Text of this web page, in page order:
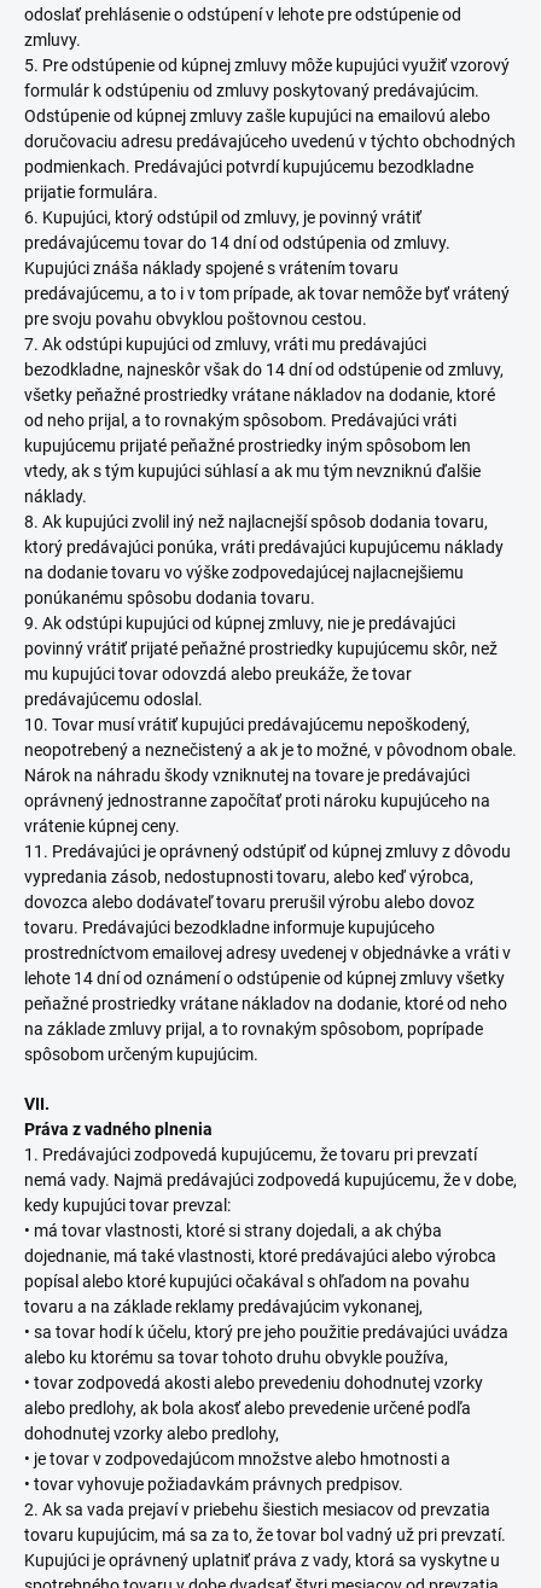
odoslať prehlásenie o odstúpení v lehote pre odstúpenie od
zmluvy.
5. Pre odstúpenie od kúpnej zmluvy môže kupujúci využiť vzorový
formulár k odstúpeniu od zmluvy poskytovaný predávajúcim.
Odstúpenie od kúpnej zmluvy zašle kupujúci na emailovú alebo
doručovaciu adresu predávajúceho uvedenú v týchto obchodných
podmienkach. Predávajúci potvrdí kupujúcemu bezodkladne
prijatie formulára.
6. Kupujúci, ktorý odstúpil od zmluvy, je povinný vrátiť
predávajúcemu tovar do 14 dní od odstúpenia od zmluvy.
Kupujúci znáša náklady spojené s vrátením tovaru
predávajúcemu, a to i v tom prípade, ak tovar nemôže byť vrátený
pre svoju povahu obvyklou poštovnou cestou.
7. Ak odstúpi kupujúci od zmluvy, vráti mu predávajúci
bezodkladne, najneskôr však do 14 dní od odstúpenie od zmluvy,
všetky peňažné prostriedky vrátane nákladov na dodanie, ktoré
od neho prijal, a to rovnakým spôsobom. Predávajúci vráti
kupujúcemu prijaté peňažné prostriedky iným spôsobom len
vtedy, ak s tým kupujúci súhlasí a ak mu tým nevzniknú ďalšie
náklady.
8. Ak kupujúci zvolil iný než najlacnejší spôsob dodania tovaru,
ktorý predávajúci ponúka, vráti predávajúci kupujúcemu náklady
na dodanie tovaru vo výške zodpovedajúcej najlacnejšiemu
ponúkanému spôsobu dodania tovaru.
9. Ak odstúpi kupujúci od kúpnej zmluvy, nie je predávajúci
povinný vrátiť prijaté peňažné prostriedky kupujúcemu skôr, než
mu kupujúci tovar odovzdá alebo preukáže, že tovar
predávajúcemu odoslal.
10. Tovar musí vrátiť kupujúci predávajúcemu nepoškodený,
neopotrebený a neznečistený a ak je to možné, v pôvodnom obale.
Nárok na náhradu škody vzniknutej na tovare je predávajúci
oprávnený jednostranne započítať proti nároku kupujúceho na
vrátenie kúpnej ceny.
11. Predávajúci je oprávnený odstúpiť od kúpnej zmluvy z dôvodu
vypredania zásob, nedostupnosti tovaru, alebo keď výrobca,
dovozca alebo dodávateľ tovaru prerušil výrobu alebo dovoz
tovaru. Predávajúci bezodkladne informuje kupujúceho
prostredníctvom emailovej adresy uvedenej v objednávke a vráti v
lehote 14 dní od oznámení o odstúpenie od kúpnej zmluvy všetky
peňažné prostriedky vrátane nákladov na dodanie, ktoré od neho
na základe zmluvy prijal, a to rovnakým spôsobom, poprípade
spôsobom určeným kupujúcim.
VII.
Práva z vadného plnenia
1. Predávajúci zodpovedá kupujúcemu, že tovaru pri prevzatí
nemá vady. Najmä predávajúci zodpovedá kupujúcemu, že v dobe,
kedy kupujúci tovar prevzal:
• má tovar vlastnosti, ktoré si strany dojedali, a ak chýba
dojednanie, má také vlastnosti, ktoré predávajúci alebo výrobca
popísal alebo ktoré kupujúci očakával s ohľadom na povahu
tovaru a na základe reklamy predávajúcim vykonanej,
• sa tovar hodí k účelu, ktorý pre jeho použitie predávajúci uvádza
alebo ku ktorému sa tovar tohoto druhu obvykle používa,
• tovar zodpovedá akosti alebo prevedeniu dohodnutej vzorky
alebo predlohy, ak bola akosť alebo prevedenie určené podľa
dohodnutej vzorky alebo predlohy,
• je tovar v zodpovedajúcom množstve alebo hmotnosti a
• tovar vyhovuje požiadavkám právnych predpisov.
2. Ak sa vada prejaví v priebehu šiestich mesiacov od prevzatia
tovaru kupujúcim, má sa za to, že tovar bol vadný už pri prevzatí.
Kupujúci je oprávnený uplatniť práva z vady, ktorá sa vyskytne u